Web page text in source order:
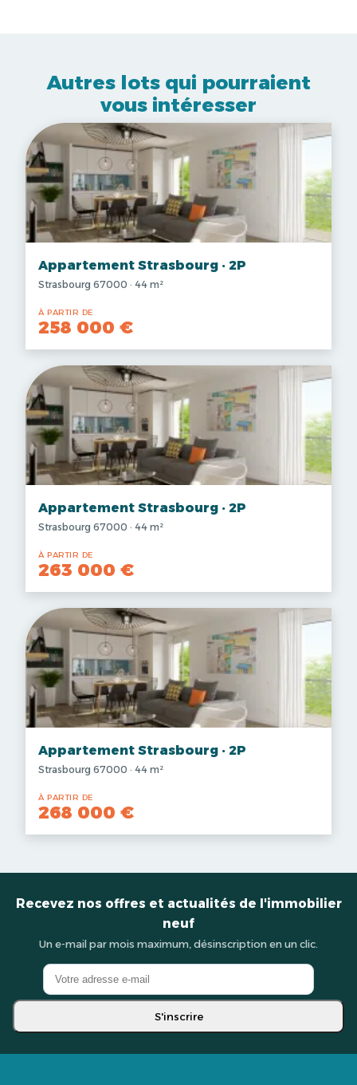
Autres lots qui pourraient
vous intéresser
Appartement Strasbourg · 2P
Strasbourg 67000 · 44 m²
À PARTIR DE
258 000 €
Appartement Strasbourg · 2P
Strasbourg 67000 · 44 m²
À PARTIR DE
263 000 €
Appartement Strasbourg · 2P
Strasbourg 67000 · 44 m²
À PARTIR DE
268 000 €
Recevez nos offres et actualités de l'immobilier
neuf
Un e-mail par mois maximum, désinscription en un clic.
S'inscrire